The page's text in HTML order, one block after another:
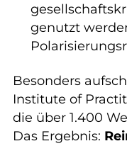
genutzt
Besonders
Institute of
die über 1.400
Das Ergebnis: